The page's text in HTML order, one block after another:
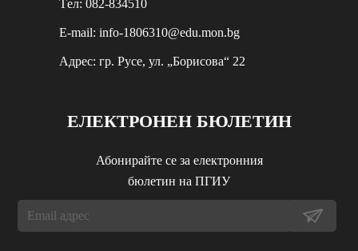
Tел: 082-834510
E-mail: info-1806310@edu.mon.bg
Aдрес: гр. Русе, ул. „Борисова“ 22
ЕЛЕКТРОНЕН БЮЛЕТИН
Абонирайте се за електронния
бюлетин на ПГИУ